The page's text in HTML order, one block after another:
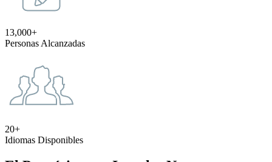
13,000+
Personas Alcanzadas
20+
Idiomas Disponibles